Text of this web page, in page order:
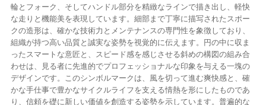
輪とフォーク、そしてハンドル部分を精緻なラインで描き出し、軽快
な走りと機能美を表現しています。細部まで丁寧に描写されたスポー
クの造形は、確かな技術力とメンテナンスの専門性を象徴しており、
組織が持つ高い品質と誠実な姿勢を視覚的に伝えます。円の中に収ま
ったスマートな意匠と、スピード感を感じさせる斜めの構図の組み合
わせは、見る者に先進的でプロフェッショナルな印象を与える一塊の
デザインです。このシンボルマークは、風を切って進む爽快感と、確
かな手仕事で豊かなサイクルライフを支える情熱を形にしたものであ
り、信頼を礎に新しい価値を創造する姿勢を示しています。普遍的な